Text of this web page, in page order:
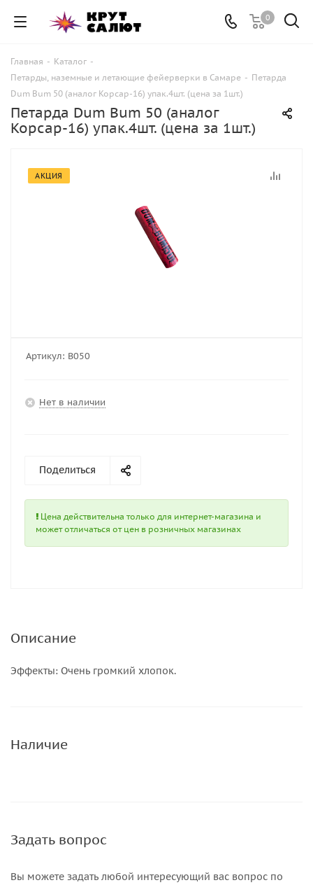
0
Главная - Каталог -
Петарды, наземные и летающие фейерверки в Самаре - Петарда
Dum Bum 50 (аналог Корсар-16) упак.4шт. (цена за 1шт.)
Петарда Dum Bum 50 (аналог
Корсар-16) упак.4шт. (цена за 1шт.)
АКЦИЯ
Артикул: В050
Нет в наличии
Поделиться
Цена действительна только для интернет-магазина и
может отличаться от цен в розничных магазинах
Описание
Эффекты: Очень громкий хлопок.
Наличие
Задать вопрос
Вы можете задать любой интересующий вас вопрос по